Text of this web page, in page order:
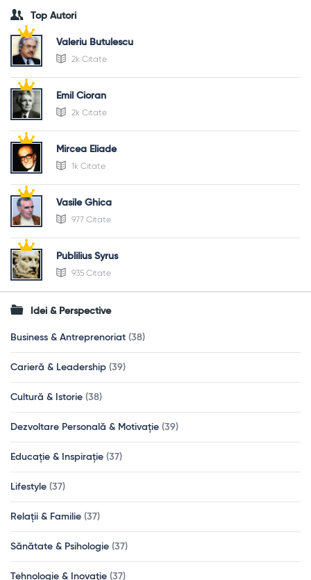
Top Autori
Valeriu Butulescu
2k Citate
Emil Cioran
2k Citate
Mircea Eliade
1k Citate
Vasile Ghica
977 Citate
Publilius Syrus
935 Citate
Idei & Perspective
Business & Antreprenoriat (38)
Carieră & Leadership (39)
Cultură & Istorie (38)
Dezvoltare Personală & Motivație (39)
Educație & Inspirație (37)
Lifestyle (37)
Relații & Familie (37)
Sănătate & Psihologie (37)
Tehnologie & Inovație (37)